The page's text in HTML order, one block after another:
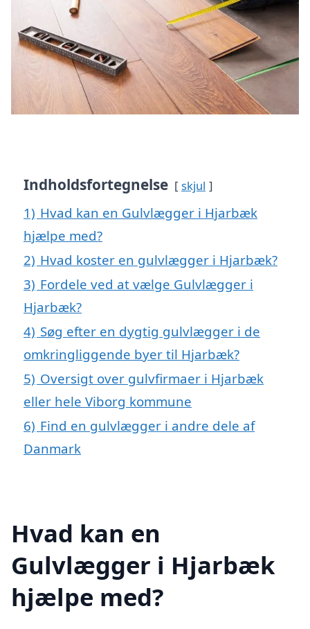
Indholdsfortegnelse skjul
1) Hvad kan en Gulvlægger i Hjarbæk
hjælpe med?
2) Hvad koster en gulvlægger i Hjarbæk?
3) Fordele ved at vælge Gulvlægger i
Hjarbæk?
4) Søg efter en dygtig gulvlægger i de
omkringliggende byer til Hjarbæk?
5) Oversigt over gulvfirmaer i Hjarbæk
eller hele Viborg kommune
6) Find en gulvlægger i andre dele af
Danmark
Hvad kan en
Gulvlægger i Hjarbæk
hjælpe med?